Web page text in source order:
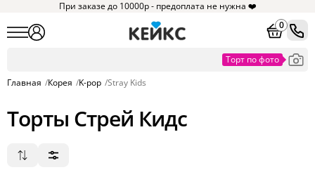
При заказе до 10000р - предоплата не нужна ❤️
0
Главная /Корея /K-pop /Stray Kids
Торты Стрей Кидс